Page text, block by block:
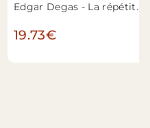
Edgar Degas - La répétition du ballet sur scène
19.73€